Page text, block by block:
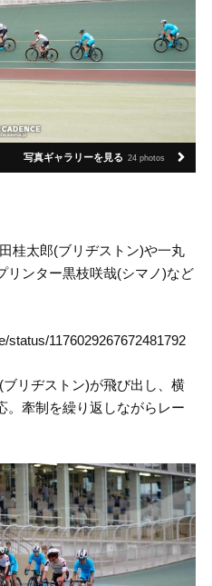
写真ギャラリーを見る 24 photos
桂太郎(ブリヂストン)や一丸
リンター黒枝咲哉(シマノ)など
status/1176029267672481792
リヂストン)が飛び出し、横
。牽制を繰り返しながらレー